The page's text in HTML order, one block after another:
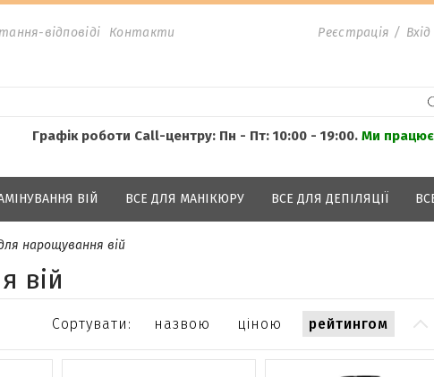
відповіді Контакти Реєстрація / Вхід
Графік роботи Call-центру: Пн - Пт: 10:00 - 19:00. Ми
ВІЙ ВСЕ ДЛЯ МАНІКЮРУ ВСЕ ДЛЯ ДЕПІЛЯЦІЇ
нарощування вій
вій
Сортувати: назвою ціною рейтингом